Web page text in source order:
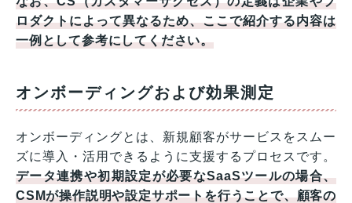
ロダクトによって異なるため、ここで紹介する内容は
一例として参考にしてください。
オンボーディングおよび効果測定
オンボーディングとは、新規顧客がサービスをスムー
ズに導入・活用できるように支援するプロセスです。
データ連携や初期設定が必要なSaaSツールの場合、
CSMが操作説明や設定サポートを行うことで、顧客の